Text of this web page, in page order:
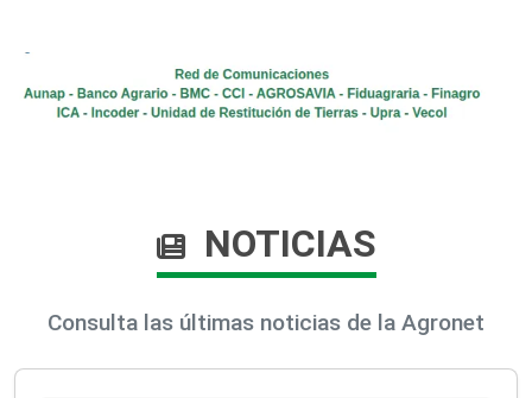
NOTICIAS
Consulta las últimas noticias de la Agronet